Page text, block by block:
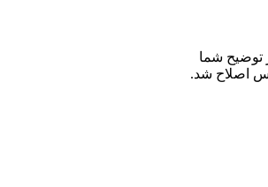
توضیح شما
اصلاح شد.